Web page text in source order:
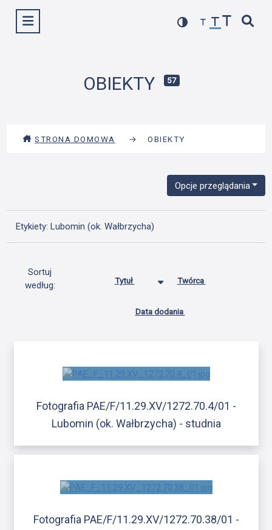
Wyświetl menu
OBIEKTY 57
STRONA DOMOWA → OBIEKTY
Opcje przeglądania
Etykiety: Lubomin (ok. Wałbrzycha)
Sortuj
według:
Tytuł Twórca
Data dodania
Fotografia PAE/F/11.29.XV/1272.70.4/01 -
Lubomin (ok. Wałbrzycha) - studnia
Fotografia PAE/F/11.29.XV/1272.70.38/01 -